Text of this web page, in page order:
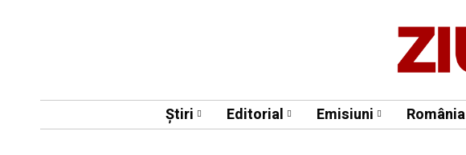
Știri Editorial Emisiuni România